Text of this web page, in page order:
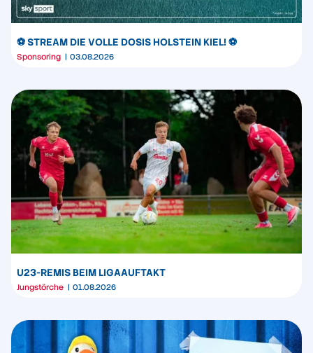
⚽️ STREAM DIE VOLLE DOSIS HOLSTEIN KIEL! ⚽️
Sponsoring 03.08.2026
U23-REMIS BEIM LIGAAUFTAKT
Jungstörche 01.08.2026